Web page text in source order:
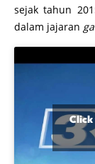
sejak tahun
dalam jajaran
Click